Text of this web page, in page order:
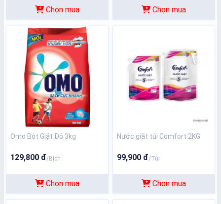
Chọn mua Chọn mua
Omo Bột Giặt Đỏ 3kg
129,800 đ/Bịch
Chọn mua
Nước giặt túi Comfort 2KG
99,900 đ/Túi
Chọn mua